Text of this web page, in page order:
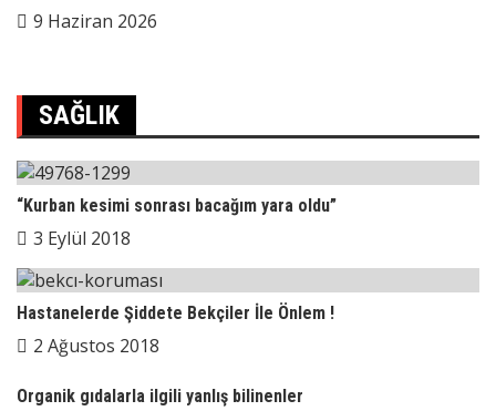
9 Haziran 2026
SAĞLIK
“Kurban kesimi sonrası bacağım yara oldu”
3 Eylül 2018
Hastanelerde Şiddete Bekçiler İle Önlem !
2 Ağustos 2018
Organik gıdalarla ilgili yanlış bilinenler